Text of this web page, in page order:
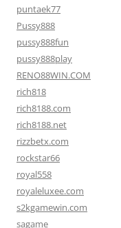
puntaek77
Pussy888
pussy888fun
pussy888play
RENO88WIN.COM
rich818
rich8188.com
rich8188.net
rizzbetx.com
rockstar66
royal558
royaleluxee.com
s2kgamewin.com
sagame